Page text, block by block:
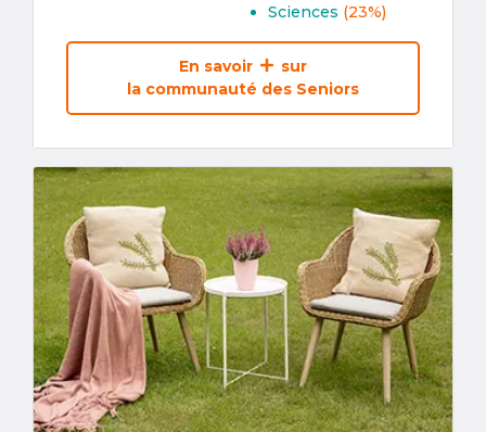
Sciences (23%)
En savoir
sur
la communauté des Seniors